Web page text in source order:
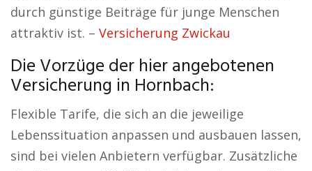
durch günstige Beiträge für junge Menschen
attraktiv ist. – Versicherung Zwickau
Die Vorzüge der hier angebotenen
Versicherung in Hornbach:
Flexible Tarife, die sich an die jeweilige
Lebenssituation anpassen und ausbauen lassen,
sind bei vielen Anbietern verfügbar. Zusätzliche